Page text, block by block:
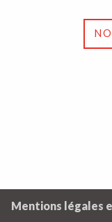
Mentions légales